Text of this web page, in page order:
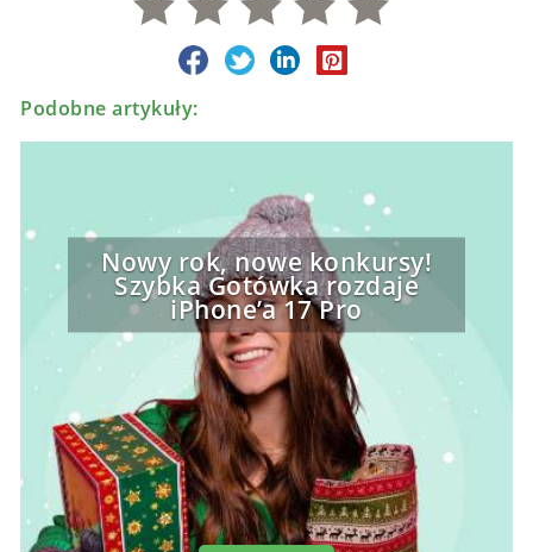
Podobne artykuły:
Nowy rok, nowe konkursy!
Szybka Gotówka rozdaje
iPhone’a 17 Pro